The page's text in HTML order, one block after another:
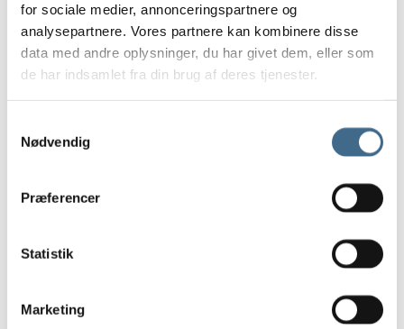
for sociale medier, annonceringspartnere og
analysepartnere. Vores partnere kan kombinere disse
data med andre oplysninger, du har givet dem, eller som
de har indsamlet fra din brug af deres tjenester.
Nødvendig
Præferencer
Statistik
Marketing
Vægrosetter
Lysestager
Stearinlys
Ester & Erik 32 cm.
Opbevaring